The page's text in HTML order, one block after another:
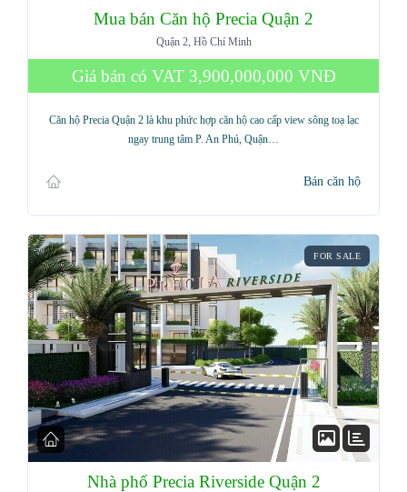
Mua bán Căn hộ Precia Quận 2
Quận 2, Hồ Chí Minh
Giá bán có VAT 3,900,000,000 VNĐ
Căn hộ Precia Quận 2 là khu phức hợp căn hộ cao cấp view sông toạ lạc
ngay trung tâm P. An Phú, Quận…
Bán căn hộ
FOR SALE
Nhà phố Precia Riverside Quận 2